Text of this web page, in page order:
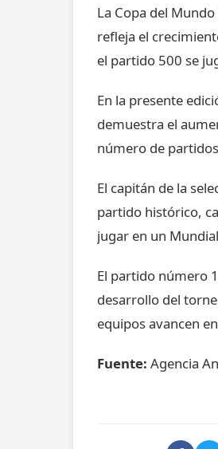
La Copa del
refleja el
el partido 500 se
En la presente
demuestra el
número de
El capitán de la
partido histórico,
jugar en un
El partido número
desarrollo del
equipos avancen
Fuente: Agencia